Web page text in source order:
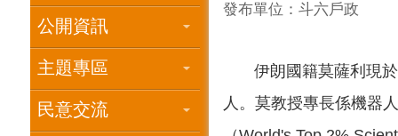
公開資訊
主題專區
民意交流
發布單位：斗六戶政
伊朗國籍莫薩利現於
人。莫教授專長係機器